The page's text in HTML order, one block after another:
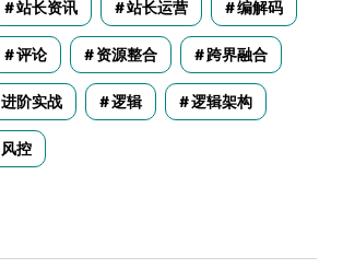
站长资讯 站长运营 编解码
评论 资源整合 跨界融合
进阶实战 逻辑 逻辑架构
风控